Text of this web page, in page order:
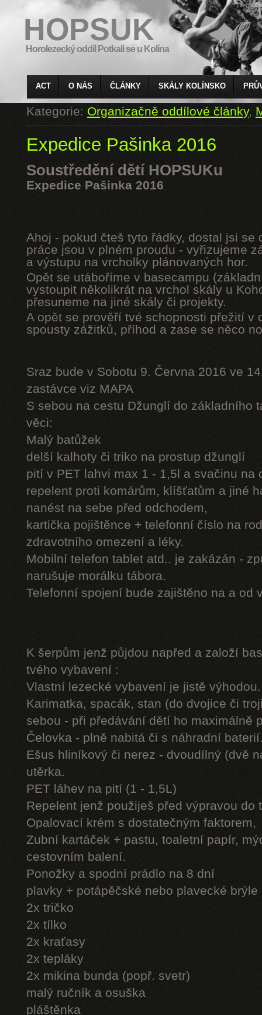
HOPSUK
Horolezecký oddíl Potkali se u Kolína
ACT O NÁS ČLÁNKY SKÁLY KOLÍNSKO
Kategorie:Organizačně oddílové články,
Expedice Pašinka 2016
Soustředění dětí HOPSUKu
Expedice Pašinka 2016
Ahoj - pokud čteš tyto řádky, dostal jsi se
práce jsou v plném proudu - vyřizujeme
a výstupu na vrcholky plánovaných hor.
Opět se utáboříme v basecampu
vystoupit několikrát na vrchol skály u
přesuneme na jiné skály či projekty.
A opět se prověří tvé schopnosti přežití v
spousty zážitků, příhod a zase se něco
Sraz bude v Sobotu 9. Června 2016 ve
zastávce viz MAPA
S sebou na cestu Džunglí do základního
věci:
Malý batůžek
delší kalhoty či triko na prostup džunglí
pití v PET lahvi max 1 - 1,5l a svačinu na
repelent proti komárům, klíšťatům a jiné
nanést na sebe před odchodem,
kartička pojištěnce + telefonní číslo na
zdravotního omezení a léky.
Mobilní telefon tablet atd.. je zakázán -
narušuje morálku tábora.
Telefonní spojení bude zajištěno na a od
K šerpům jenž půjdou napřed a založí
tvého vybavení :
Vlastní lezecké vybavení je jistě výhodou.
Karimatka, spacák, stan (do dvojice či
sebou - při předávání dětí ho maximálně
Čelovka - plně nabitá či s náhradní
Ešus hliníkový či nerez - dvoudílný (dvě
utěrka.
PET láhev na pití (1 - 1,5L)
Repelent jenž použiješ před výpravou do
Opalovací krém s dostatečným faktorem,
Zubní kartáček + pastu, toaletní papír,
cestovním balení.
Ponožky a spodní prádlo na 8 dní
plavky + potápěčské nebo plavecké brýle
2x tričko
2x tílko
2x kraťasy
2x tepláky
2x mikina bunda (popř. svetr)
malý ručník a osuška
pláštěnka